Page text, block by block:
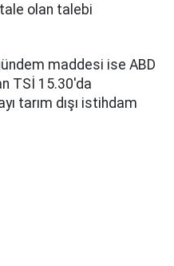
olan talebi
maddesi ise ABD
TSİ 15.30'da
tarım dışı istihdam